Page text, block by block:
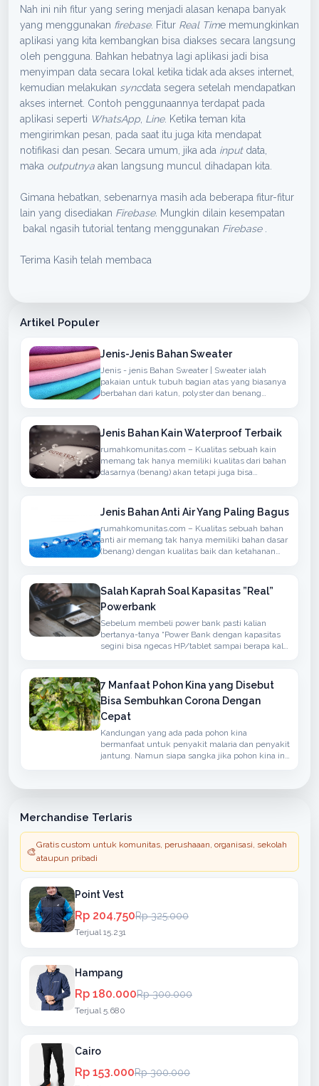
Nah ini nih fitur yang sering menjadi alasan kenapa banyak
yang menggunakan firebase. Fitur Real Time memungkinkan
aplikasi yang kita kembangkan bisa diakses secara langsung
oleh pengguna. Bahkan hebatnya lagi aplikasi jadi bisa
menyimpan data secara lokal ketika tidak ada akses internet,
kemudian melakukan syncdata segera setelah mendapatkan
akses internet. Contoh penggunaannya terdapat pada
aplikasi seperti WhatsApp Line. Ketika teman kita
mengirimkan pesan, pada saat itu juga kita mendapat
notifikasi dan pesan. Secara umum, jika ada inputdata,
maka outputnya akan langsung muncul dihadapan kita.
Gimana hebatkan, sebenarnya masih ada beberapa fitur-fitur
lain yang disediakan Firebase. Mungkin dilain kesempatan
bakal ngasih tutorial tentang menggunakan Firebase
Terima Kasih telah membaca
Artikel Populer
Jenis-Jenis Bahan Sweater
Jenis - jenis Bahan Sweater | Sweater ialah
pakaian untuk tubuh bagian atas yang biasanya
berbahan dari katun, polyster dan benang
ditambahkan hoodie
Jenis Bahan Kain Waterproof Terbaik
rumahkomunitas.com – Kualitas sebuah kain
memang tak hanya memiliki kualitas dari bahan
dasarnya (benang) akan tetapi juga bisa
untuk berdasarkan Jaket, Mantel atau
Jenis Bahan Anti Air Yang Paling Bagus
rumahkomunitas.com – Kualitas sebuah bahan
anti air memang tak hanya memiliki bahan dasar
(benang) dengan kualitas baik dan ketahanan
Salah Kaprah Soal Kapasitas ”Real”
Powerbank
Sebelum membeli power bank pasti kalian
bertanya-tanya “Power Bank dengan kapasitas
segini bisa ngecas HP/tablet sampai berapa kali
7 Manfaat Pohon Kina yang Disebut
Bisa Sembuhkan Corona Dengan
Cepat
Kandungan yang ada pada pohon kina
bermanfaat untuk penyakit malaria dan penyakit
jantung. Namun siapa sangka jika pohon kina ini
Merchandise Terlaris
🎨
Gratis custom untuk komunitas, perushaaan, organisasi, sekolah
ataupun pribadi
Point Vest
Rp 204.750Rp 325.000
Terjual 15.231
Hampang
Rp 180.000Rp 300.000
Terjual 5.680
Cairo
Rp 153.000Rp 300.000